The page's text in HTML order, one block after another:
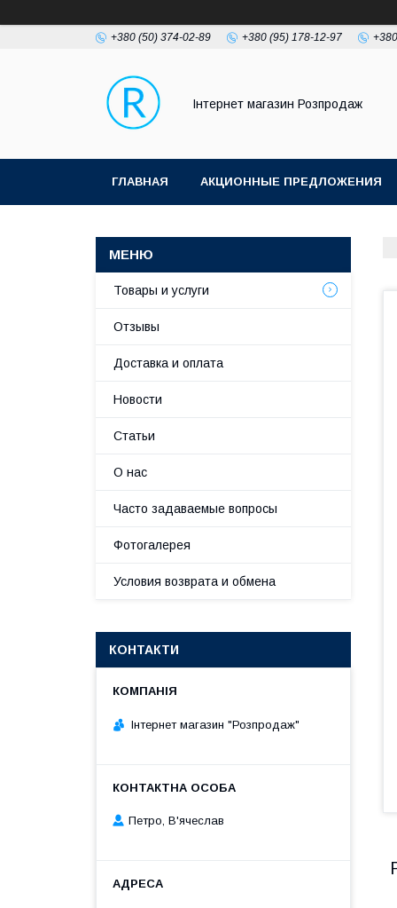
+380 (50) 374-02-89 +380 (95) 178-12-97
Інтернет магазин Розпродаж
ГЛАВНАЯ АКЦИОННЫЕ ПРЕДЛОЖЕНИЯ
Товары и услуги
Отзывы
Доставка и оплата
Новости
Статьи
О нас
Часто задаваемые вопросы
Фотогалерея
Условия возврата и обмена
КОНТАКТИ
Інтернет магазин "Розпродаж"
Петро, В'ячеслав